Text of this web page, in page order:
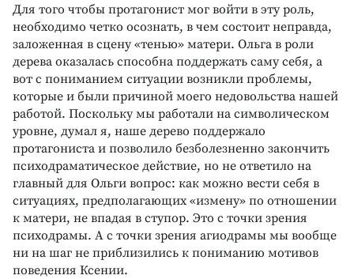
Для того чтобы протагонист мог войти в эту роль,
необходимо четко осознать, в чем состоит неправда,
заложенная в сцену «тенью» матери. Ольга в роли
дерева оказалась способна поддержать саму себя, а
вот с пониманием ситуации возникли проблемы,
которые и были причиной моего недовольства нашей
работой. Поскольку мы работали на символическом
уровне, думал я, наше дерево поддержало
протагониста и позволило безболезненно закончить
психодраматическое действие, но не ответило на
главный для Ольги вопрос: как можно вести себя в
ситуациях, предполагающих «измену» по отношении
к матери, не впадая в ступор. Это с точки зрения
психодрамы. А с точки зрения агиодрамы мы вообще
ни на шаг не приблизились к пониманию мотивов
поведения Ксении.